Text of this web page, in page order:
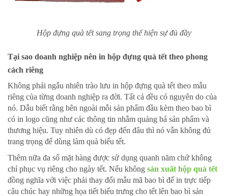
Hộp đựng quà tết sang trọng thể hiện sự đủ đầy
Tại sao doanh nghiệp nên in hộp đựng quà tết theo phong
cách riêng
Không phải ngẫu nhiên trào lưu in hộp đựng quà tết theo mẫu
riêng của từng doanh nghiệp ra đời. Tất cả đều có nguyên do của
nó. Dẫu biết rằng bên ngoài mỗi sản phẩm đầu kèm theo bao bì
có in logo cũng như các thông tin nhằm quảng bá sản phẩm và
thương hiệu. Tuy nhiên dù có đẹp đến đâu thì nó vẫn không đủ
trang trọng để dùng làm quà biếu tết.
Thêm nữa đa số mặt hàng được sử dụng quanh năm chứ không
chỉ phục vụ riêng cho ngày tết. Nếu không sản xuất hộp quà tết
đồng nghĩa với việc phải thay đổi mẫu mã bao bì để in trực tiếp
câu chúc hay những họa tiết biểu trưng cho tết lên bao bì sản